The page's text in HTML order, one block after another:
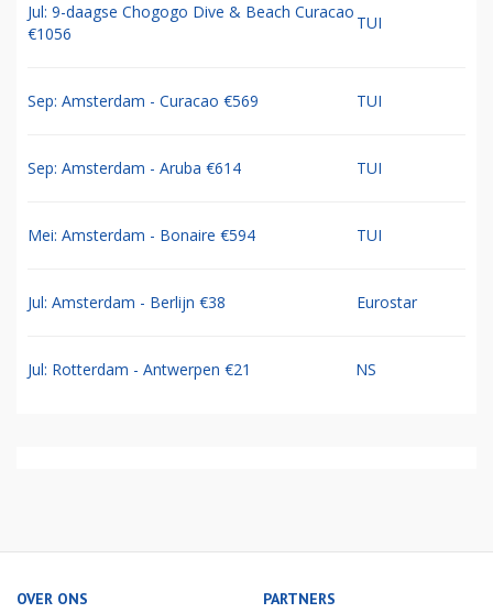
Jul: 9-daagse Chogogo Dive & Beach Curacao
€1056
TUI
Sep: Amsterdam - Curacao €569 TUI
Sep: Amsterdam - Aruba €614 TUI
Mei: Amsterdam - Bonaire €594 TUI
Jul: Amsterdam - Berlijn €38 Eurostar
Jul: Rotterdam - Antwerpen €21 NS
OVER ONS PARTNERS